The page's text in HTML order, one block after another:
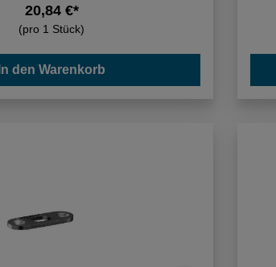
20,84 €*
(pro 1 Stück)
In den Warenkorb